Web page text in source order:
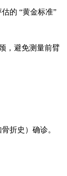
的 “黄金标准”
，避免测量前臂
折史）确诊。